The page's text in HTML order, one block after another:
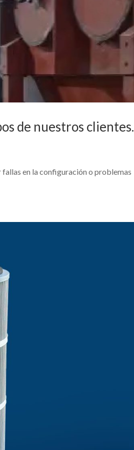
de nuestros clientes.
en la configuración o problemas